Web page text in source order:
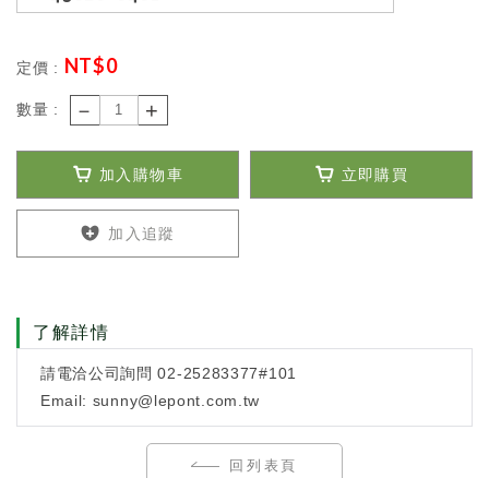
定價 : NT$0
數量 : － +
加入購物車 立即購買
加入追蹤
了解詳情
請電洽公司詢問 02-25283377#101
Email: sunny@lepont.com.tw
回列表頁